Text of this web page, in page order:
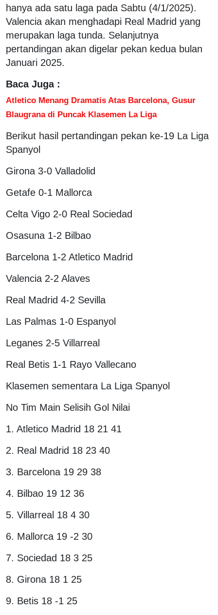
hanya ada satu laga pada Sabtu (4/1/2025).
Valencia akan menghadapi Real Madrid yang
merupakan laga tunda. Selanjutnya
pertandingan akan digelar pekan kedua bulan
Januari 2025.
Baca Juga :
Atletico Menang Dramatis Atas Barcelona, Gusur
Blaugrana di Puncak Klasemen La Liga
Berikut hasil pertandingan pekan ke-19 La Liga
Spanyol
Girona 3-0 Valladolid
Getafe 0-1 Mallorca
Celta Vigo 2-0 Real Sociedad
Osasuna 1-2 Bilbao
Barcelona 1-2 Atletico Madrid
Valencia 2-2 Alaves
Real Madrid 4-2 Sevilla
Las Palmas 1-0 Espanyol
Leganes 2-5 Villarreal
Real Betis 1-1 Rayo Vallecano
Klasemen sementara La Liga Spanyol
No Tim Main Selisih Gol Nilai
1. Atletico Madrid 18 21 41
2. Real Madrid 18 23 40
3. Barcelona 19 29 38
4. Bilbao 19 12 36
5. Villarreal 18 4 30
6. Mallorca 19 -2 30
7. Sociedad 18 3 25
8. Girona 18 1 25
9. Betis 18 -1 25